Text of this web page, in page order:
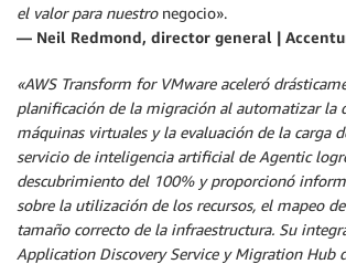
el valor para nuestronegocio».
— Neil Redmond, director general |
«AWS Transform for VMware aceleró
planificación de la migración al automatizar la
máquinas virtuales y la evaluación de la carga
servicio de inteligencia artificial de Agentic
descubrimiento del 100% y proporcionó
sobre la utilización de los recursos, el mapeo
tamaño correcto de la infraestructura. Su
Application Discovery Service y Migration Hub